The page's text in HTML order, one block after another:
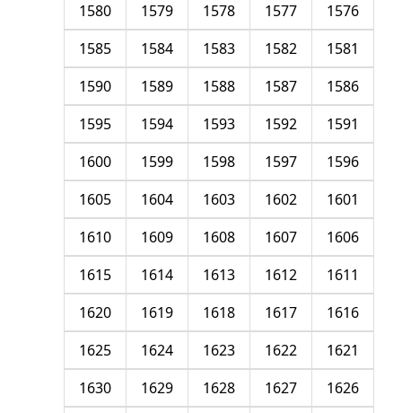
1576
1577
1578
1579
1580
1581
1582
1583
1584
1585
1586
1587
1588
1589
1590
1591
1592
1593
1594
1595
1596
1597
1598
1599
1600
1601
1602
1603
1604
1605
1606
1607
1608
1609
1610
1611
1612
1613
1614
1615
1616
1617
1618
1619
1620
1621
1622
1623
1624
1625
1626
1627
1628
1629
1630